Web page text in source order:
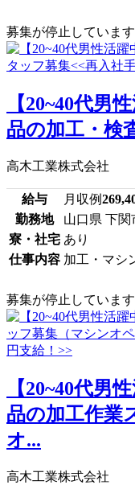
募集が停止しています
【20~40代男
品の加工・検
高木工業株式会社
給与 月収例
勤務地
山口県 下関
寮・社宅 あり
仕事内容 加工・マシ
募集が停止しています
【20~40代男
品の加工作業
オ...
高木工業株式会社